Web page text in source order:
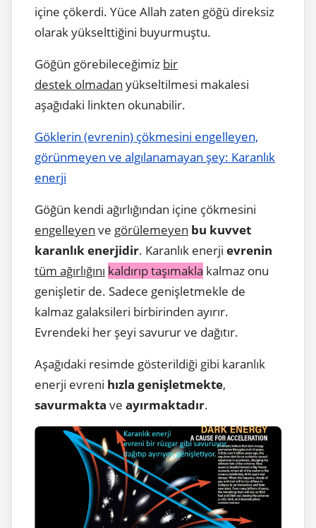
içine çökerdi. Yüce Allah zaten göğü direksiz
olarak yükselttiğini buyurmuştu.
Göğün görebileceğimiz bir
destek olmadan yükseltilmesi makalesi
aşağıdaki linkten okunabilir.
Göklerin (evrenin) çökmesini engelleyen,
görünmeyen ve algılanamayan şey: Karanlık
enerji
Göğün kendi ağırlığından içine çökmesini
engelleyen ve görülemeyen bu kuvvet
karanlık enerjidir. Karanlık enerji evrenin
tüm ağırlığını kaldırıp taşımakla kalmaz onu
genişletir de. Sadece genişletmekle de
kalmaz galaksileri birbirinden ayırır.
Evrendeki her şeyi savurur ve dağıtır.
Aşağıdaki resimde gösterildiği gibi karanlık
enerji evreni hızla genişletmekte,
savurmakta ve ayırmaktadır.